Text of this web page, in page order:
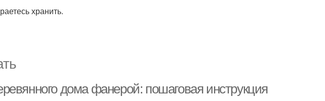
хранить.
дома фанерой: пошаговая инструкция